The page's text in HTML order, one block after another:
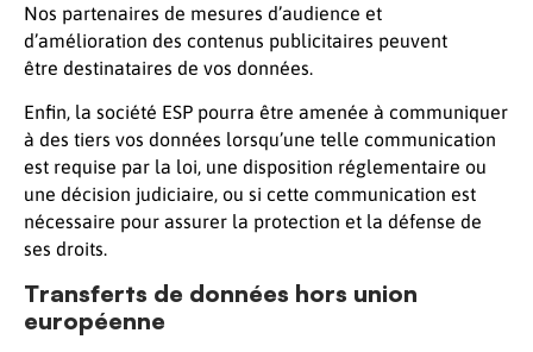
Nos partenaires de mesures d’audience et
d’amélioration des contenus publicitaires peuvent
être destinataires de vos données.
Enfin, la société ESP pourra être amenée à communiquer
à des tiers vos données lorsqu’une telle communication
est requise par la loi, une disposition réglementaire ou
une décision judiciaire, ou si cette communication est
nécessaire pour assurer la protection et la défense de
ses droits.
Transferts de données hors union
européenne